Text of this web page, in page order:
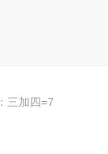
三加四=7